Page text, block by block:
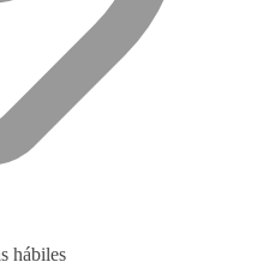
hábiles